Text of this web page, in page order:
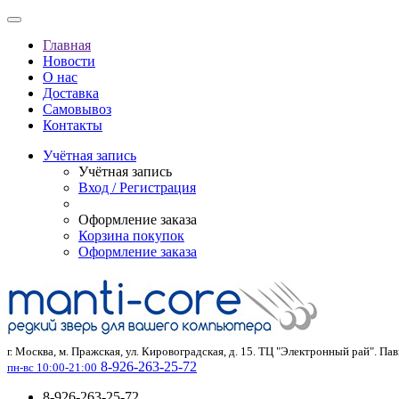
Главная
Новости
О нас
Доставка
Самовывоз
Контакты
Учётная запись
Учётная запись
Вход / Регистрация
Оформление заказа
Корзина покупок
Оформление заказа
г. Москва, м. Пражская, ул. Кировоградская, д. 15. ТЦ "Электронный рай".
пн-вс 10:00-21:00 8-926-263-25-72